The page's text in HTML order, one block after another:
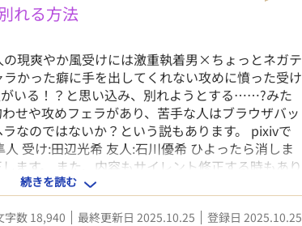
れる方法
の現爽やか風受けには激重執着男×ちょっとネガテ
かった癖に手を出してくれない攻めに憤った受け
いる！？と思い込み、別れようとする……?みた
せや攻めフェラがあり、苦手な人はブラウザバッ
ではないか？という説もあります。 pixivで
受け:田辺光希 友人:石川優希 ひよったら消しま
ます。 また、内容もサイレント修正する時もあり
ご了承ください。 批判・中傷コメントはお控えく
す。
続きを読む
字数 18,940 最終更新日 2025.10.25 登録日 2025.10.25